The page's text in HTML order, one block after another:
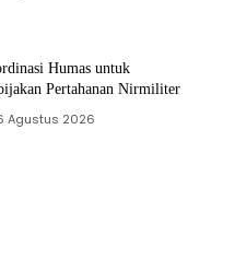
Humas untuk
Pertahanan Nirmiliter
Agustus 2026